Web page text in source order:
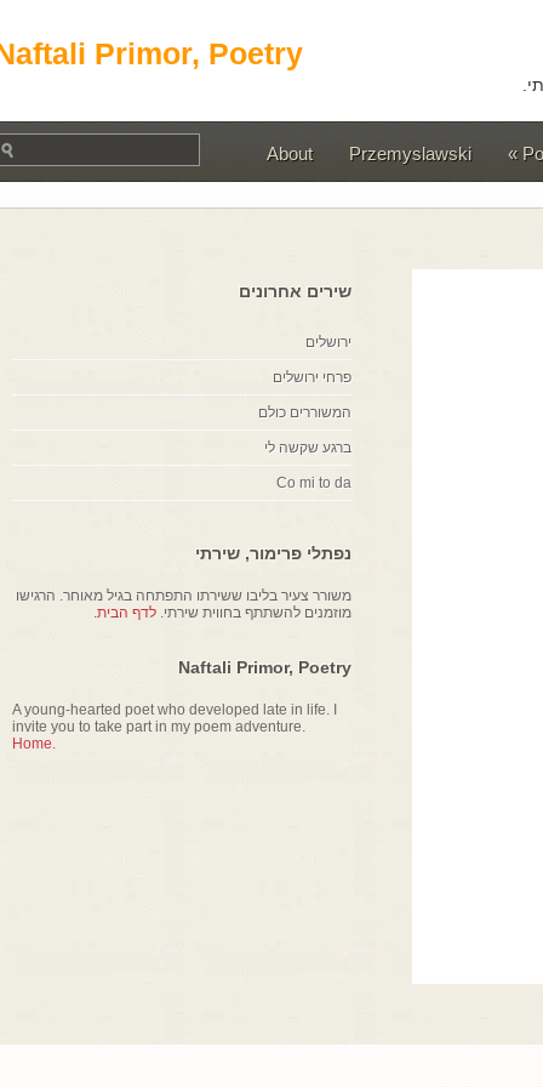
Naftali Primor, Poetry
Przemyslawski
About
שירים אחרונים
ירושלים
פרחי ירושלים
המשוררים כולם
ברגע שקשה לי
Co mi to da
נפתלי פרימור, שירתי
משורר צעיר בליבו ששירתו התפתחה בגיל מאוחר. הרגישו
מוזמנים להשתתף בחווית שירתי.לדף הבית.
Naftali Primor, Poetry
A young-hearted poet who developed late in life. I
invite you to take part in my poem adventure.
Home.